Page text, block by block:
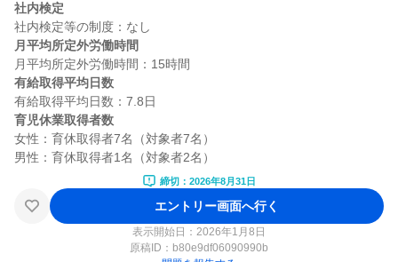
社内検定
月平均所定外労働時間
有給取得平均日数
育児休業取得者数
女性：育休取得者7名（対象者7名）
締切：2026年8月31日
エントリー画面へ行く
表示開始日：2026年1月8日
原稿ID： b80e9df06090990b